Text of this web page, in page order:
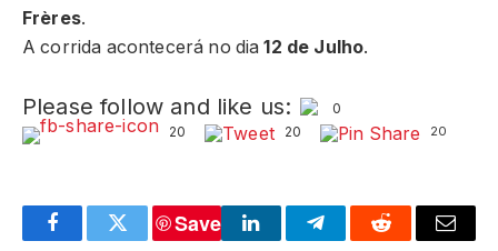
Frères.
A corrida acontecerá no dia12 de Julho.
Please follow and like us:
0
20
20 20
FacebookTwitter
Save
LinkedInTelegramReddit Email